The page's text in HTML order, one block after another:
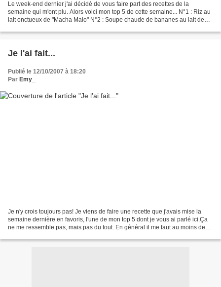
Le week-end dernier j'ai décidé de vous faire part des recettes de la
semaine qui m'ont plu. Alors voici mon top 5 de cette semaine... N°1 : Riz au
lait onctueux de "Macha Malo" N°2 : Soupe chaude de bananes au lait de
Je l'ai fait...
Publié le 12/10/2007 à 18:20
Par Emy_
Je n'y crois toujours pas! Je viens de faire une recette que j'avais mise la
semaine dernière en favoris, l'une de mon top 5 dont je vous ai parlé ici.Ça
ne me ressemble pas, mais pas du tout. En général il me faut au moins deux